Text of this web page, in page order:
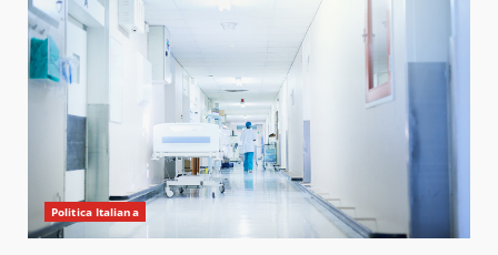
Politica Italiana